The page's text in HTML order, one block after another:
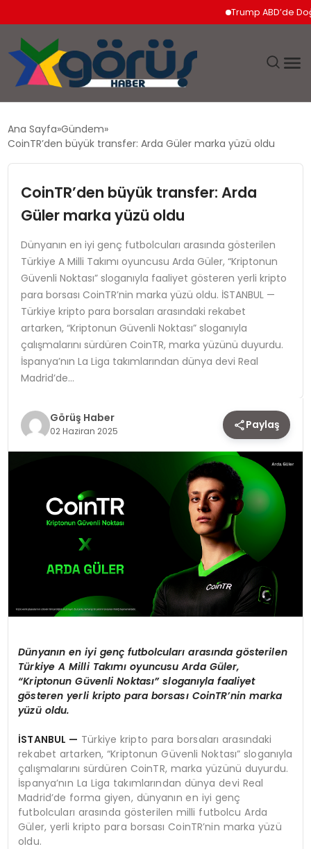
Trump ABD’de
GÜNDEM
SAĞLIK
SPOR
TEKNOLOJI
YAŞAM
Ana Sayfa Gündem
CoinTR’den büyük transfer: Arda Güler marka yüzü oldu
CoinTR’den büyük transfer: Arda
Güler marka yüzü oldu
Dünyanın en iyi genç futbolcuları arasında gösterilen
Türkiye A Milli Takımı oyuncusu Arda Güler, “Kriptonun
Güvenli Noktası” sloganıyla faaliyet gösteren yerli kripto
para borsası CoinTR’nin marka yüzü oldu. İSTANBUL —
Türkiye kripto para borsaları arasındaki rekabet
artarken, “Kriptonun Güvenli Noktası” sloganıyla
çalışmalarını sürdüren CoinTR, marka yüzünü duyurdu.
İspanya’nın La Liga takımlarından dünya devi Real
Madrid’de…
Görüş Haber
02 Haziran 2025 Paylaş
Dünyanın en iyi genç futbolcuları arasında gösterilen
Türkiye A Milli Takımı oyuncusu Arda Güler,
“Kriptonun Güvenli Noktası” sloganıyla faaliyet
gösteren yerli kripto para borsası CoinTR’nin marka
yüzü oldu.
İSTANBUL — Türkiye kripto para borsaları arasındaki
rekabet artarken, “Kriptonun Güvenli Noktası” sloganıyla
çalışmalarını sürdüren CoinTR, marka yüzünü duyurdu.
İspanya’nın La Liga takımlarından dünya devi Real
Madrid’de forma giyen, dünyanın en iyi genç
futbolcuları arasında gösterilen milli futbolcu Arda
Güler, yerli kripto para borsası CoinTR’nin marka yüzü
oldu.